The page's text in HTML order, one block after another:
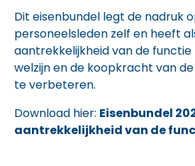
Dit eisenbundel legt de nadruk
personeelsleden zelf en heeft
aantrekkelijkheid van de
welzijn en de koopkracht van
te verbeteren.
Download hier: Eisenbundel
aantrekkelijkheid van de